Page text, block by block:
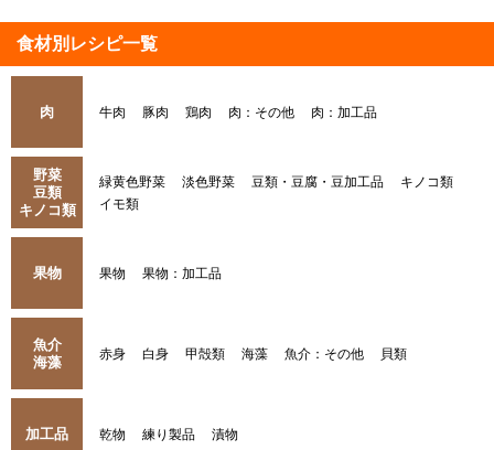
食材別レシピ一覧
肉 牛肉 豚肉 鶏肉 肉：その他 肉：加工品
野菜
豆類
キノコ類
緑黄色野菜 淡色野菜 豆類・豆腐・豆加工品
キノコ類
イモ類
果物 果物 果物：加工品
魚介
海藻
赤身 白身 甲殻類 海藻 魚介：その他 貝類
加工品 乾物 練り製品 漬物